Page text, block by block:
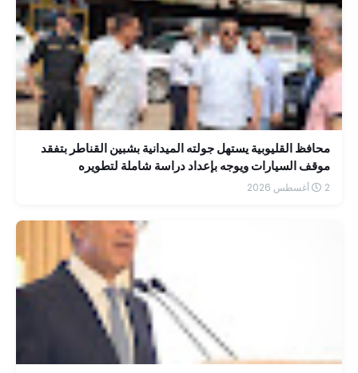
محافظ القليوبية يستهل جولته الميدانية بشبين القناطر بتفقد
موقف السيارات ويوجه بإعداد دراسة شاملة لتطويره
2 أغسطس 2026